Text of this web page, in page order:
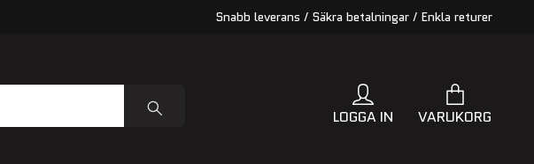
Snabb leverans / Säkra betalningar / Enkla returer
LOGGA IN VARUKORG